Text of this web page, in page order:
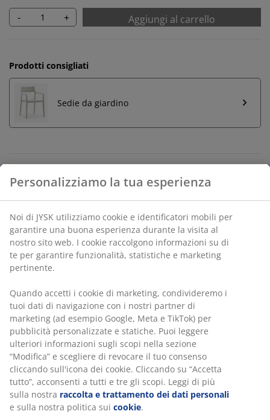
- + Aggiungi al carrello
Prodotti consigliati
Sedie da giardino
Senza limiti di tempo - in qualsiasi negozio JYSK
Prezzo garantito
Prezzo garantito per 30 giorni
Acquista in sicurezza
Metodi di pagamento sicuri e corrieri affidabili
Cuscino da esterno con fodera resistente. Per seduta.
48x49x6 cm
SKU: 3700382
Specificazioni
Personalizziamo la tua esperienza
Noi di JYSK utilizziamo cookie e identificatori mobili per
sito web. I cookie raccolgono informazioni su di te per
garantire funzionalità, statistiche e marketing pertinente.
Quando accetti i cookie di marketing, condivideremo i tuoi
dati di navigazione con i nostri partner di marketing (ad
esempio Google, Meta e TikTok) per pubblicità
personalizzate e statiche. Puoi leggere ulteriori
informazioni sugli scopi nella sezione “Modifica” e
scegliere di revocare il tuo consenso cliccando sull'icona
dei cookie. Cliccando su “Accetta tutto”, acconsenti a tutti e